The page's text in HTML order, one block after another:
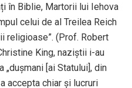
în Biblie, Martorii lui Iehova
celui de al Treilea Reich
religioase”. (Prof. Robert
King, naziștii i-au
[ai Statului], din
accepta chiar și lucruri